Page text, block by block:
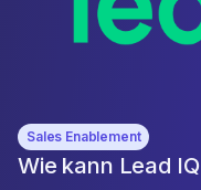
Sales Enablement
Wie kann Lead